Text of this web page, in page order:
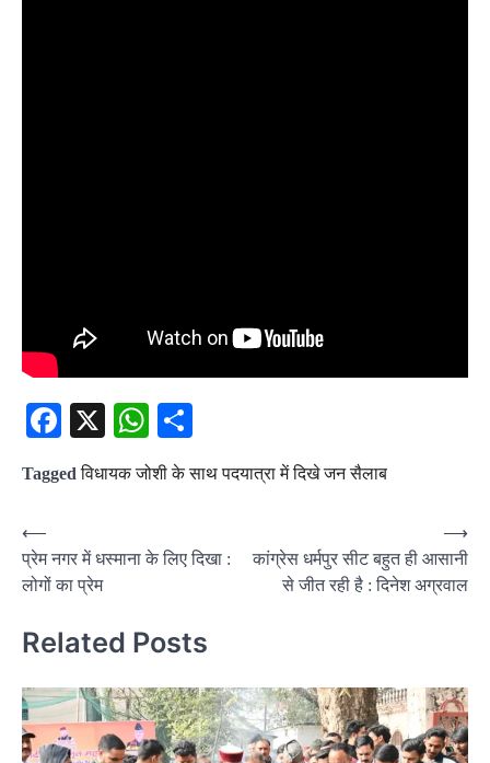
Facebook
X WhatsApp
Taggedविधायक जोशी के साथ पदयात्रा में दिखे जन सैलाब
Post
navigation
⟵
प्रेम नगर में धस्माना के लिए दिखा :
लोगों का प्रेम
कांग्रेस धर्मपुर सीट बहुत ही आसानी
से जीत रही है : दिनेश अग्रवाल
⟶
Related Posts